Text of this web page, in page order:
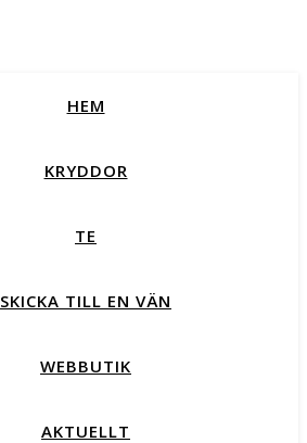
HEM
KRYDDOR
TE
SKICKA TILL EN VÄN
WEBBUTIK
AKTUELLT